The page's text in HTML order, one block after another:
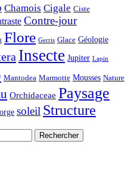
Chamois Cigale Ciste
Contre-jour
Flore Gerris Glace Géologie
Insecte Jupiter Lapin
Mantodea Marmotte Mousses Nature
Orchidaceae Paysage
soleil Structure